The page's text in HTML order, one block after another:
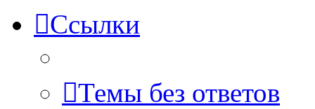
Ссылки
Темы без ответов